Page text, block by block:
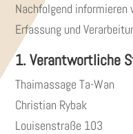
Nachfolgend
Erfassung und
1. Verantwortliche
Thaimassage Ta-Wan
Christian Rybak
Louisenstraße 103